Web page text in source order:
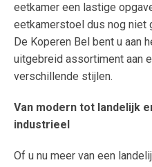
eetkamer een lastige
eetkamerstoel dus nog niet
De Koperen Bel bent u aan
uitgebreid assortiment aan
verschillende stijlen.
Van modern tot landelijk
industrieel
Of u nu meer van een